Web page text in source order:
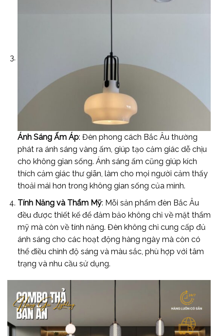
Ánh Sáng Ấm Áp: Đèn phong cách Bắc Âu thường
phát ra ánh sáng vàng ấm, giúp tạo cảm giác dễ chịu
cho không gian sống. Ánh sáng ấm cũng giúp kích
thích cảm giác thư giãn, làm cho mọi người cảm thấy
thoải mái hơn trong không gian sống của mình.
Tính Năng và Thẩm Mỹ: Mỗi sản phẩm đèn Bắc Âu
đều được thiết kế để đảm bảo không chỉ về mặt thẩm
mỹ mà còn về tính năng. Đèn không chỉ cung cấp đủ
ánh sáng cho các hoạt động hàng ngày mà còn có
thể điều chỉnh độ sáng và màu sắc, phù hợp với tâm
trạng và nhu cầu sử dụng.